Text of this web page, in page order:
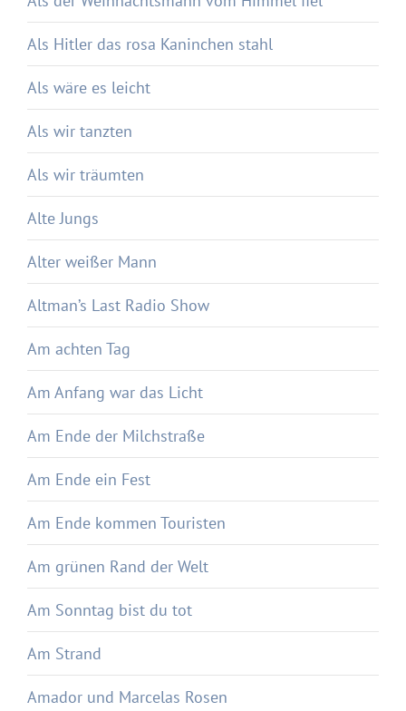
Als Hitler das rosa Kaninchen stahl
Als wäre es leicht
Als wir tanzten
Als wir träumten
Alte Jungs
Alter weißer Mann
Altman’s Last Radio Show
Am achten Tag
Am Anfang war das Licht
Am Ende der Milchstraße
Am Ende ein Fest
Am Ende kommen Touristen
Am grünen Rand der Welt
Am Sonntag bist du tot
Am Strand
Amador und Marcelas Rosen